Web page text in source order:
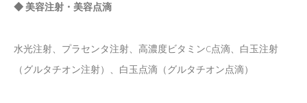
◆ 美容注射・美容点滴
水光注射、プラセンタ注射、高濃度ビタミンC点滴、白玉注射
（グルタチオン注射）、白玉点滴（グルタチオン点滴）